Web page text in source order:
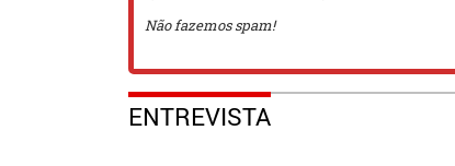
ENTREVISTA